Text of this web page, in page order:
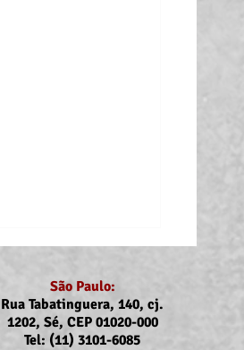
São Paulo:
Rua Tabatinguera, 140, cj.
1202, Sé, CEP 01020-000
Tel: (11) 3101-6085